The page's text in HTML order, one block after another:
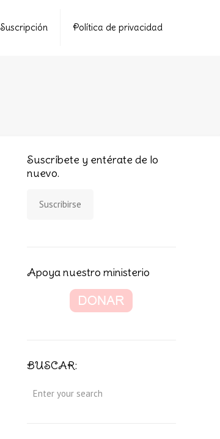
Suscripción Política de privacidad
Suscríbete y entérate de lo
nuevo.
Suscribirse
Apoya nuestro ministerio
BUSCAR: